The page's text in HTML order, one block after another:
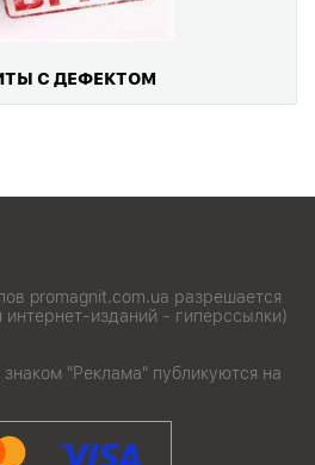
С ДЕФЕКТОМ
promagnit.com.ua разрешается
интернет-изданий - гиперссылки)
"Реклама" публикуются на